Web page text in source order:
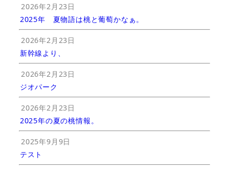
2026年2月23日
2025年 夏物語は桃と葡萄かなぁ。
2026年2月23日
新幹線より、
2026年2月23日
ジオパーク
2026年2月23日
2025年の夏の桃情報。
2025年9月9日
テスト